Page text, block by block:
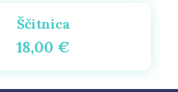
Ščitnica
18,00 €